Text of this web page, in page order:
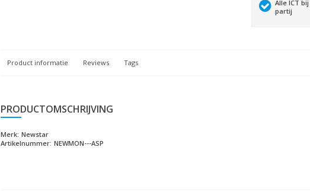
Alle ICT
partij
Product informatie Reviews Tags
PRODUCTOMSCHRIJVING
Merk: Newstar
Artikelnummer: NEWMON---ASP